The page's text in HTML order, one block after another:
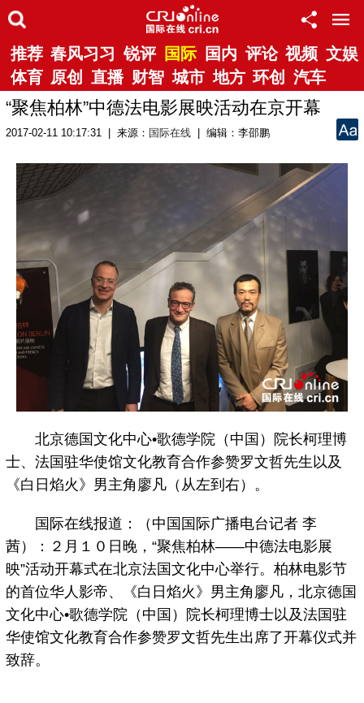
推荐 春风习习 锐评 国际 国内 评论 视频 文娱
体育 原创 直播 财智 城市 地方 环创 汽车
“聚焦柏林”中德法电影展映活动在京开幕
2017-02-11 10:17:31 | 来源： 国际在线 | 编辑：李邵鹏
北京德国文化中心•歌德学院（中国）院长柯理博
士、法国驻华使馆文化教育合作参赞罗文哲先生以及
《白日焰火》男主角廖凡（从左到右）。
国际在线报道：（中国国际广播电台记者 李
茜）：２月１０日晚，“聚焦柏林——中德法电影展
映”活动开幕式在北京法国文化中心举行。柏林电影节
的首位华人影帝、《白日焰火》男主角廖凡，北京德国
文化中心•歌德学院（中国）院长柯理博士以及法国驻
华使馆文化教育合作参赞罗文哲先生出席了开幕仪式并
致辞。